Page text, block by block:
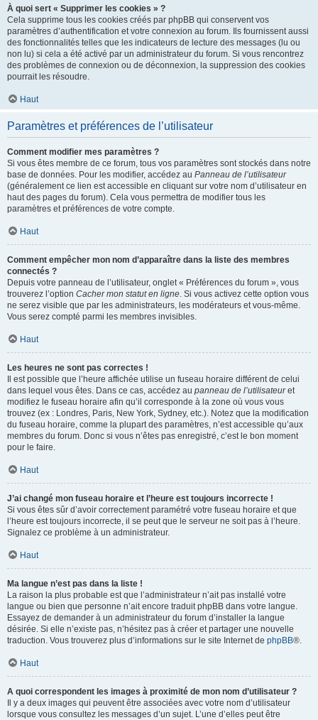
À quoi sert « Supprimer les cookies » ?
Cela supprime tous les cookies créés par phpBB qui conservent vos
paramètres d’authentification et votre connexion au forum. Ils fournissent aussi
des fonctionnalités telles que les indicateurs de lecture des messages (lu ou
non lu) si cela a été activé par un administrateur du forum. Si vous rencontrez
des problèmes de connexion ou de déconnexion, la suppression des cookies
pourrait les résoudre.
Haut
Paramètres et préférences de l’utilisateur
Comment modifier mes paramètres ?
Si vous êtes membre de ce forum, tous vos paramètres sont stockés dans notre
base de données. Pour les modifier, accédez au Panneau de l’utilisateur
(généralement ce lien est accessible en cliquant sur votre nom d’utilisateur en
haut des pages du forum). Cela vous permettra de modifier tous les
paramètres et préférences de votre compte.
Haut
Comment empêcher mon nom d’apparaître dans la liste des membres
connectés ?
Depuis votre panneau de l’utilisateur, onglet « Préférences du forum », vous
trouverez l’option Cacher mon statut en ligne. Si vous activez cette option vous
ne serez visible que par les administrateurs, les modérateurs et vous-même.
Vous serez compté parmi les membres invisibles.
Haut
Les heures ne sont pas correctes !
Il est possible que l’heure affichée utilise un fuseau horaire différent de celui
dans lequel vous êtes. Dans ce cas, accédez au panneau de l’utilisateuret
modifiez le fuseau horaire afin qu’il corresponde à la zone où vous vous
trouvez (ex : Londres, Paris, New York, Sydney, etc.). Notez que la modification
du fuseau horaire, comme la plupart des paramètres, n’est accessible qu’aux
membres du forum. Donc si vous n’êtes pas enregistré, c’est le bon moment
pour le faire.
Haut
J’ai changé mon fuseau horaire et l’heure est toujours incorrecte !
Si vous êtes sûr d’avoir correctement paramétré votre fuseau horaire et que
l’heure est toujours incorrecte, il se peut que le serveur ne soit pas à l’heure.
Signalez ce problème à un administrateur.
Haut
Ma langue n’est pas dans la liste !
La raison la plus probable est que l’administrateur n’ait pas installé votre
langue ou bien que personne n’ait encore traduit phpBB dans votre langue.
Essayez de demander à un administrateur du forum d’installer la langue
désirée. Si elle n’existe pas, n’hésitez pas à créer et partager une nouvelle
traduction. Vous trouverez plus d’informations sur le site Internet de phpBB®.
Haut
A quoi correspondent les images à proximité de mon nom d’utilisateur ?
Il y a deux images qui peuvent être associées avec votre nom d’utilisateur
lorsque vous consultez les messages d’un sujet. L’une d’elles peut être